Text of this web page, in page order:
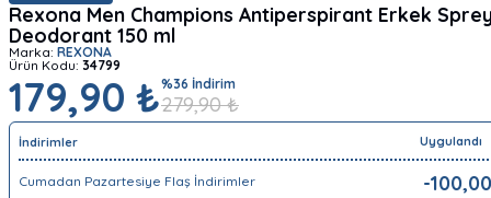
Rexona Men Champions Antiperspirant Erkek
Deodorant 150 ml
Marka: REXONA
Ürün Kodu: 34799
179,90 ₺%36 İndirim
279,90 ₺
İndirimler Uygulandı
Cumadan Pazartesiye Flaş İndirimler -100,00